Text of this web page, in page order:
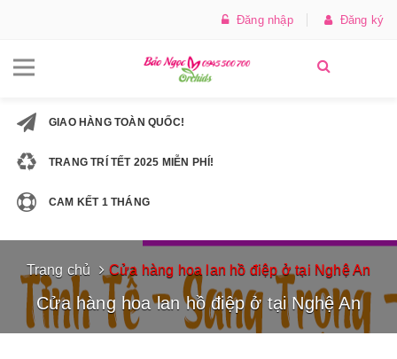
Đăng nhập Đăng ký
GIAO HÀNG TOÀN QUỐC!
TRANG TRÍ TẾT 2025 MIỄN PHÍ!
CAM KẾT 1 THÁNG
Trang chủ Cửa hàng hoa lan hồ điệp ở tại Nghệ An
Cửa hàng hoa lan hồ điệp ở tại Nghệ An